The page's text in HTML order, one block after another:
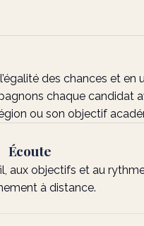
des chances et
chaque candidat
ou son objectif
Écoute
aux objectifs et au
à distance.